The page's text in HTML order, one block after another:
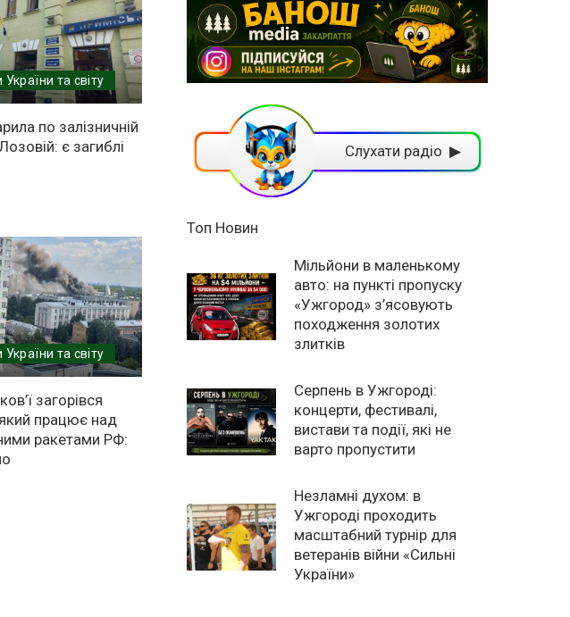
та світу
по залізничній
є загиблі
та світу
загорівся
який працює над
ракетами РФ:
Слухати радіо ▶
Топ Новин
Мільйони в маленькому
авто: на пункті пропуску
«Ужгород» з’ясовують
походження золотих
злитків
Серпень в Ужгороді:
концерти, фестивалі,
вистави та події, які не
варто пропустити
Незламні духом: в
Ужгороді проходить
масштабний турнір для
ветеранів війни «Сильні
України»